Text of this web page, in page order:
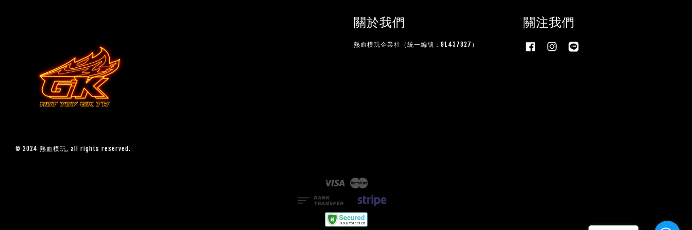
© 2024 熱血模玩, all rights reserved.
關於我們
熱血模玩企業社（統一編號：91437827）
關注我們
Facebook Instagram
Visa